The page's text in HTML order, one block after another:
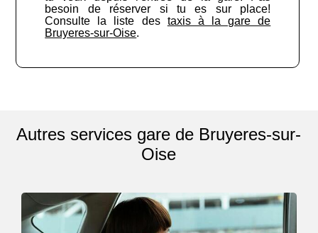
besoin de réserver si tu es sur place!
Consulte la liste des taxis à la gare de
Bruyeres-sur-Oise.
Autres services gare de Bruyeres-sur-
Oise